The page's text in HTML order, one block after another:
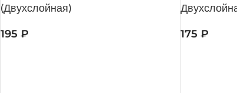
(Двухслойная)
195₽ 175 ₽